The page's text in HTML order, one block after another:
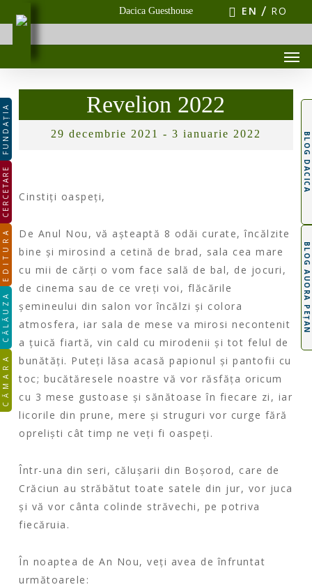
to
main
content
EN RO
Dacica Guesthouse
FUNDAȚIA
CERCETARE
EDITURA
CĂLĂUZA
CĂMARA
BLOG AUORA PEȚAN
BLOG DACICA
Revelion 2022
29 decembrie 2021 - 3 ianuarie 2022
Cinstiți oaspeți,
De Anul Nou, vă așteaptă 8 odăi curate, încălzite
bine și mirosind a cetină de brad, sala cea mare
cu mii de cărți o vom face sală de bal, de jocuri,
de cinema sau de ce vreți voi, flăcările
șemineului din salon vor încălzi și colora
atmosfera, iar sala de mese va mirosi necontenit
a țuică fiartă, vin cald cu mirodenii și tot felul de
bunătăți. Puteți lăsa acasă papionul și pantofii cu
toc; bucătăresele noastre vă vor răsfăța oricum
cu 3 mese gustoase și sănătoase în fiecare zi, iar
licorile din prune, mere și struguri vor curge fără
opreliști cât timp ne veți fi oaspeți.
Într-una din seri, călușarii din Boșorod, care de
Crăciun au străbătut toate satele din jur, vor juca
și vă vor cânta colinde străvechi, pe potriva
fiecăruia.
În noaptea de An Nou, veți avea de înfruntat
următoarele: